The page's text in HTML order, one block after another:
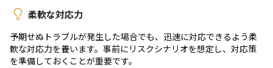
柔軟な対応力
予期せぬトラブルが発生した場合でも、迅速に対応できるよう柔
軟な対応力を養います。事前にリスクシナリオを想定し、対応策
を準備しておくことが重要です。